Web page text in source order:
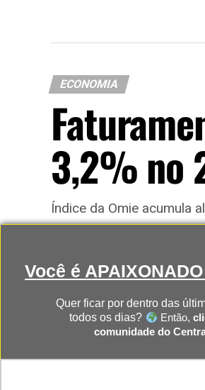
Você é
Quer ficar por dentro das
todos os dias?
Então,
comunidade do
ECONOMIA
3,2% no
Índice da Omie acumula
recua 7,0% no trimestre;
Publicado15 horas atrás
Por Redação